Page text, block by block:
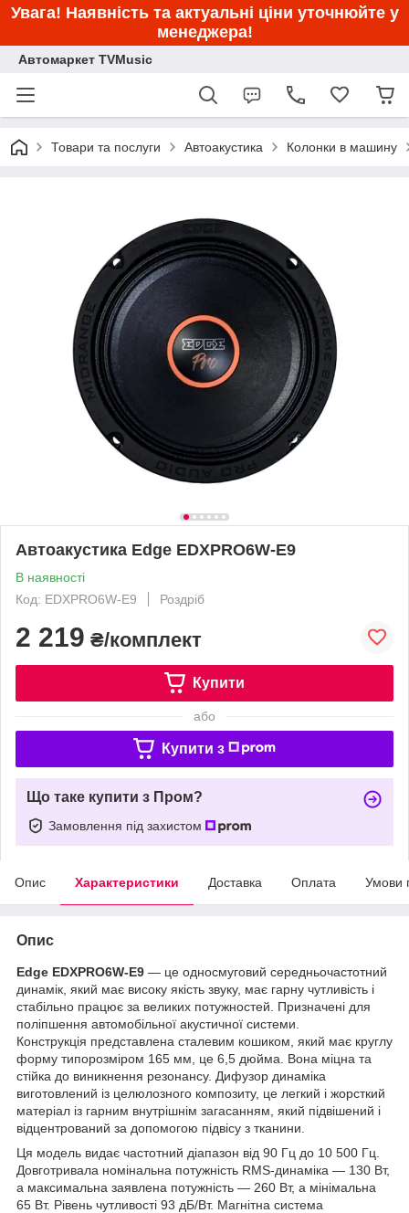
Увага! Наявність та актуальні ціни уточнюйте у
менеджера!
Автомаркет TVMusic
Товари та послуги Автоакустика Колонки в машину
Автоакустика Edge EDXPRO6W-E9
В наявності
Код: EDXPRO6W-E9
Роздріб
2 219 ₴/комплект
Купити
або
Купити з
Що таке купити з Пром?
Замовлення під захистом
Опис Характеристики Доставка Оплата Умови
Опис
Edge EDXPRO6W-E9 — це односмуговий середньочастотний
динамік, який має високу якість звуку, має гарну чутливість і
стабільно працює за великих потужностей. Призначені для
поліпшення автомобільної акустичної системи.
Конструкція представлена сталевим кошиком, який має круглу
форму типорозміром 165 мм, це 6,5 дюйма. Вона міцна та
стійка до виникнення резонансу. Дифузор динаміка
виготовлений із целюлозного композиту, це легкий і жорсткий
матеріал із гарним внутрішнім загасанням, який підвішений і
відцентрований за допомогою підвісу з тканини.
Ця модель видає частотний діапазон від 90 Гц до 10 500 Гц.
Довготривала номінальна потужність RMS-динаміка — 130 Вт,
а максимальна заявлена потужність — 260 Вт, а мінімальна
65 Вт. Рівень чутливості 93 дБ/Вт. Магнітна система